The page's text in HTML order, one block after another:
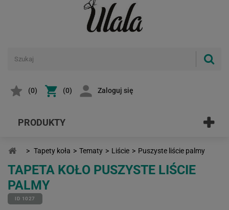
(0) (0) Zaloguj się
PRODUKTY
> Tapety koła > Tematy > Liście > Puszyste liście palmy
TAPETA KOŁO PUSZYSTE LIŚCIE
PALMY
ID 1027